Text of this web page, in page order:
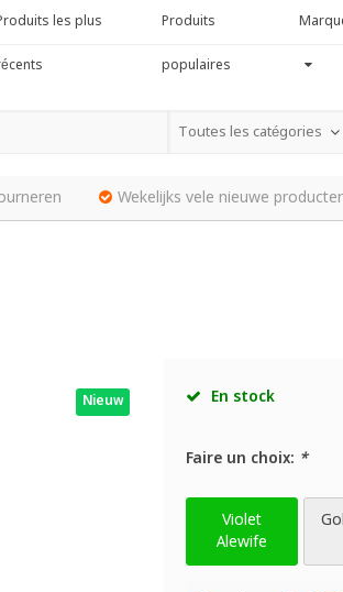
les plus Produits
populaires
Toutes les catégories
Wekelijks vele nieuwe
Nieuw En stock
Faire un choix: *
Violet
Alewife